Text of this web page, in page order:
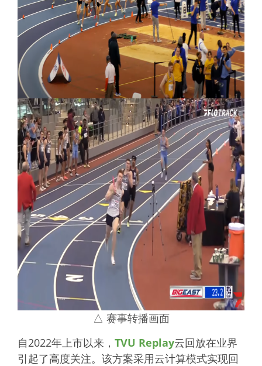
△ 赛事转播画面
自2022年上市以来， TVU Replay云回放在业界
引起了高度关注。该方案采用云计算模式实现回